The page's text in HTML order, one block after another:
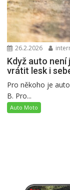
26.2.2026
Když auto není
vrátit lesk i
Pro někoho je
B. Pro...
Auto Moto